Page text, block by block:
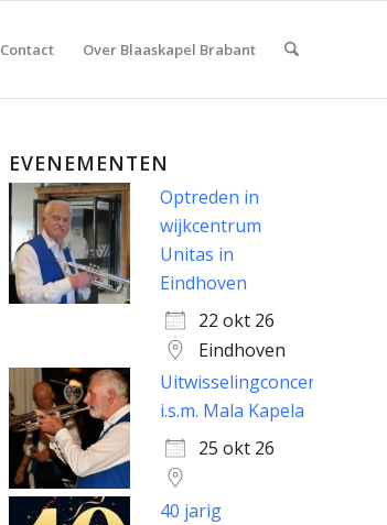
Contact Over Blaaskapel Brabant
EVENEMENTEN
Optreden in
wijkcentrum
Unitas in
Eindhoven
22 okt 26
Eindhoven
Uitwisselingconcert
i.s.m. Mala Kapela
25 okt 26
40 jarig